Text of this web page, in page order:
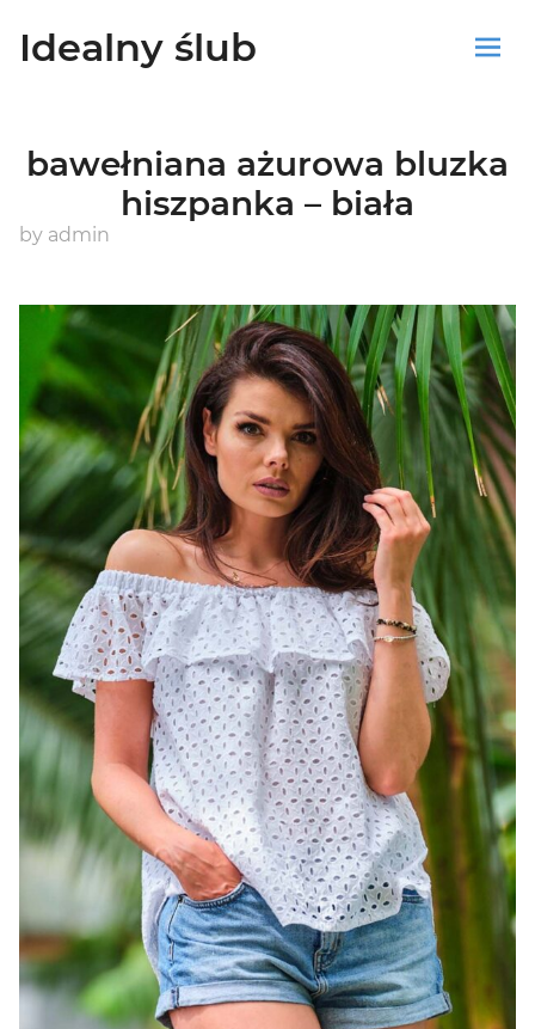
Idealny ślub
Blog
Koszyk
bawełniana ażurowa bluzka
hiszpanka – biała
by admin